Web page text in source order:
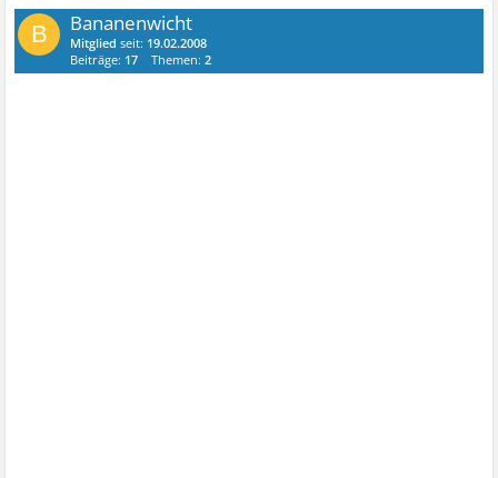
B Bananenwicht
Mitglied seit: 19.02.2008
Beiträge: 17 Themen:2